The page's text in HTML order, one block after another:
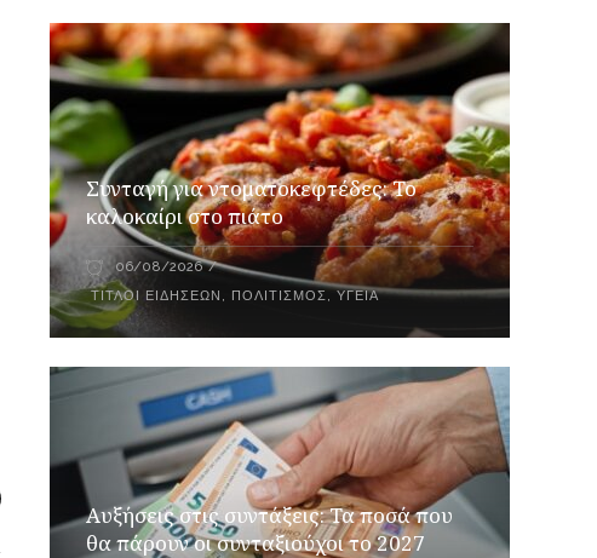
Συνταγή για ντοματοκεφτέδες: Το
καλοκαίρι στο πιάτο
06/08/2026
ΤΊΤΛΟΙ ΕΙΔΉΣΕΩΝ , ΠΟΛΙΤΙΣΜΌΣ,ΥΓΕΊΑ
Αυξήσεις στις συντάξεις: Τα ποσά που
θα πάρουν οι συνταξιούχοι το 2027